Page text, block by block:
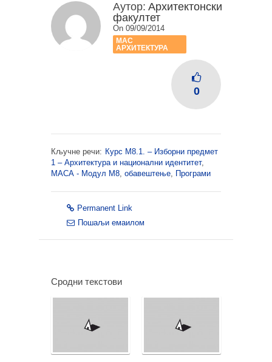
Аутор: Архитектонски
факултет
On 09/09/2014
МАС
АРХИТЕКТУРА
0
Кључне речи: Курс М8.1. – Изборни предмет
1 – Архитектура и национални идентитет,
МАСА - Модул М8, обавештење, Програми
Permanent Link
Пошаљи емаилом
Сродни текстови